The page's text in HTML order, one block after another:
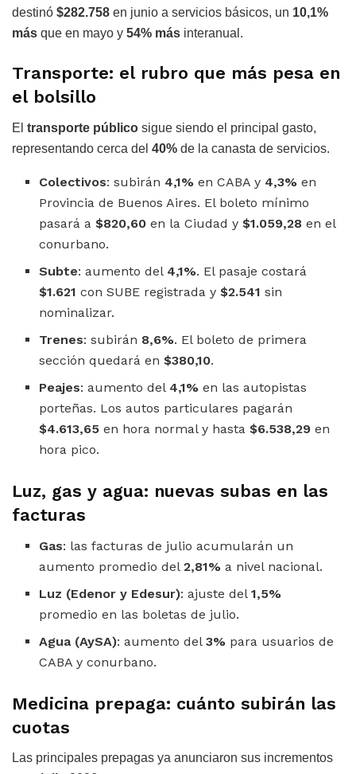
destinó $282.758 en junio a servicios básicos, un 10,1%
más que en mayo y 54% más interanual.
Transporte: el rubro que más pesa en
el bolsillo
El transporte público sigue siendo el principal gasto,
representando cerca del 40% de la canasta de servicios.
Colectivos: subirán 4,1% en CABA y 4,3% en
Provincia de Buenos Aires. El boleto mínimo
pasará a$820,60 en la Ciudad y$1.059,28 en el
conurbano.
Subte: aumento del 4,1%. El pasaje costará
$1.621 con SUBE registrada y$2.541 sin
nominalizar.
Trenes: subirán 8,6%. El boleto de primera
sección quedará en$380,10.
Peajes: aumento del 4,1% en las autopistas
porteñas. Los autos particulares pagarán
$4.613,65 en hora normal y hasta$6.538,29 en
hora pico.
Luz, gas y agua: nuevas subas en las
facturas
Gas: las facturas de julio acumularán un
aumento promedio del2,81% a nivel nacional.
Luz (Edenor y Edesur): ajuste del1,5%
promedio en las boletas de julio.
Agua (AySA): aumento del3% para usuarios de
CABA y conurbano.
Medicina prepaga: cuánto subirán las
cuotas
Las principales prepagas ya anunciaron sus incrementos